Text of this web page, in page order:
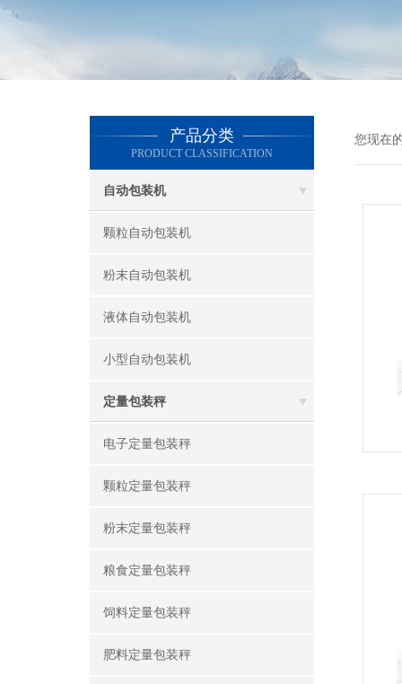
产品分类
PRODUCT CLASSIFICATION
自动包装机
颗粒自动包装机
粉末自动包装机
液体自动包装机
小型自动包装机
定量包装秤
电子定量包装秤
颗粒定量包装秤
粉末定量包装秤
粮食定量包装秤
饲料定量包装秤
肥料定量包装秤
您现在